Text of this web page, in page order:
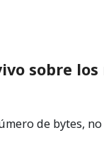
sobre los
de bytes, no